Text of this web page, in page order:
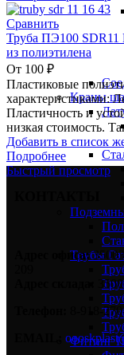
Краны
Трубы
Фитинг
Сравнить
Труба ПЭ100 SDR11
из полиэтилена
От 100 ₽
Пластиковые
характеристиками:
Пластичность и
низкая стоимость.
Добавить в список
Подробнее
Быстрый просмотр
Адрес офиса:
8-918-